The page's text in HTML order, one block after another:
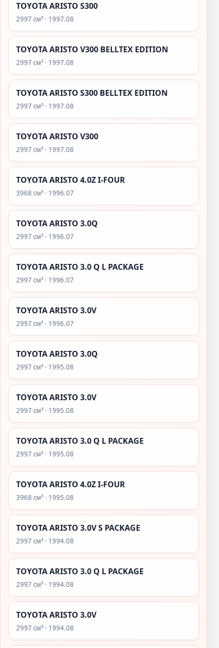
TOYOTA ARISTO S300
2997 см³ · 1997.08
TOYOTA ARISTO V300 BELLTEX EDITION
2997 см³ · 1997.08
TOYOTA ARISTO S300 BELLTEX EDITION
2997 см³ · 1997.08
TOYOTA ARISTO V300
2997 см³ · 1997.08
TOYOTA ARISTO 4.0Z I-FOUR
3968 см³ · 1996.07
TOYOTA ARISTO 3.0Q
2997 см³ · 1996.07
TOYOTA ARISTO 3.0 Q L PACKAGE
2997 см³ · 1996.07
TOYOTA ARISTO 3.0V
2997 см³ · 1996.07
TOYOTA ARISTO 3.0Q
2997 см³ · 1995.08
TOYOTA ARISTO 3.0V
2997 см³ · 1995.08
TOYOTA ARISTO 3.0 Q L PACKAGE
2997 см³ · 1995.08
TOYOTA ARISTO 4.0Z I-FOUR
3968 см³ · 1995.08
TOYOTA ARISTO 3.0V S PACKAGE
2997 см³ · 1994.08
TOYOTA ARISTO 3.0 Q L PACKAGE
2997 см³ · 1994.08
TOYOTA ARISTO 3.0V
2997 см³ · 1994.08